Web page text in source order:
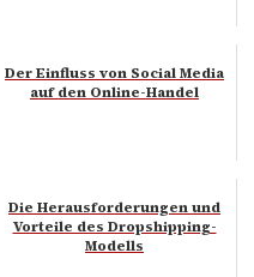
Der Einfluss von Social Media
auf den Online-Handel
Die Herausforderungen und
Vorteile des Dropshipping-
Modells